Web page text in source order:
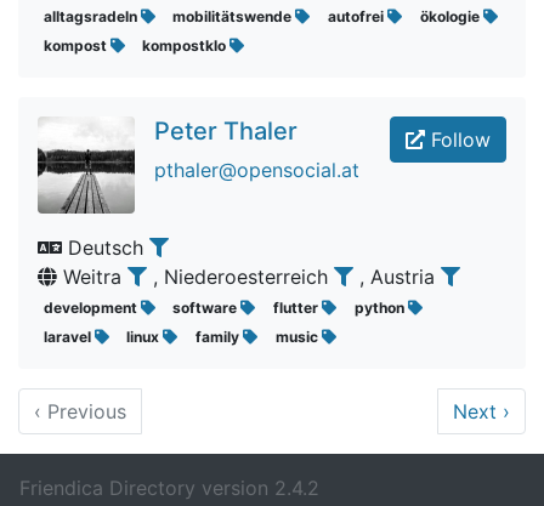
alltagsradeln
mobilitätswende autofrei
ökologie
kompost
kompostklo
Follow
Peter Thaler
pthaler@opensocial.at
Deutsch
Weitra
, Niederoesterreich , Austria
development software flutter
python
laravel
linux family music
‹ Previous Next ›
Friendica Directory version 2.4.2